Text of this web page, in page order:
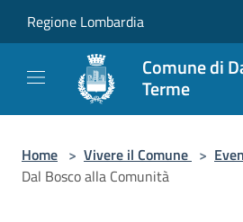
Regione Lombardia
Comune di
Terme
Home > Vivere il Comune >
Dal Bosco alla Comunità